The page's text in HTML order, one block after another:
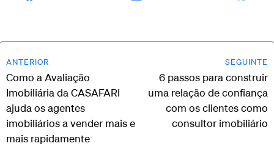
ANTERIOR
Como a Avaliação
Imobiliária da CASAFARI
ajuda os agentes
imobiliários a vender mais e
mais rapidamente
SEGUINTE
6 passos para construir
uma relação de confiança
com os clientes como
consultor imobiliário